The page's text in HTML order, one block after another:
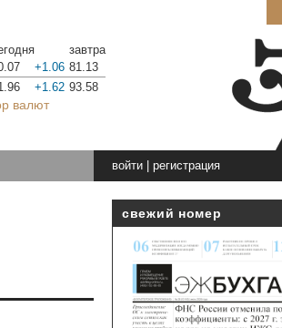
завтра
+1.06 81.13
+1.62 93.58
валют
войти| регистрация
свежий номер